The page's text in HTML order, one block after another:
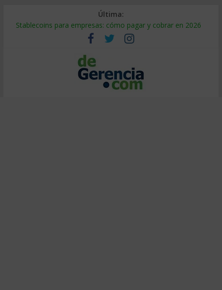
Última:
Stablecoins para empresas: cómo pagar y cobrar en 2026
Despido silencioso: qué es y por qué sale tan caro
IA en selección de personal: cómo auditarla a tiempo
Trabajo forzoso en la cadena de suministro: qué hacer
Mercado hispano de EE. UU.: cómo segmentarlo y venderle